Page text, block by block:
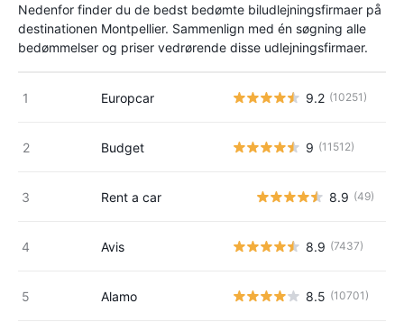
Nedenfor finder du de bedst bedømte biludlejningsfirmaer på
destinationen Montpellier. Sammenlign med én søgning alle
bedømmelser og priser vedrørende disse udlejningsfirmaer.
Europcar 9.2 (10251)
Budget 9 (11512)
Rent a car 8.9 (49)
Avis 8.9 (7437)
Alamo 8.5 (10701)